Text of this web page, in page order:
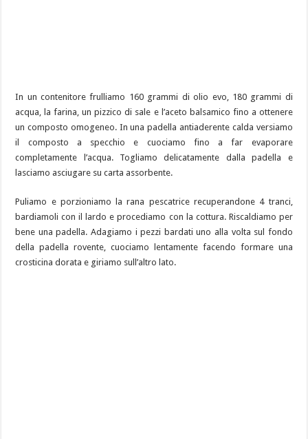
In un contenitore frulliamo 160 grammi di olio evo, 180 grammi di
acqua, la farina, un pizzico di sale e l’aceto balsamico fino a ottenere
un composto omogeneo. In una padella antiaderente calda versiamo
il composto a specchio e cuociamo fino a far evaporare
completamente l’acqua. Togliamo delicatamente dalla padella e
lasciamo asciugare su carta assorbente.
Puliamo e porzioniamo la rana pescatrice recuperandone 4 tranci,
bardiamoli con il lardo e procediamo con la cottura. Riscaldiamo per
bene una padella. Adagiamo i pezzi bardati uno alla volta sul fondo
della padella rovente, cuociamo lentamente facendo formare una
crosticina dorata e giriamo sull’altro lato.